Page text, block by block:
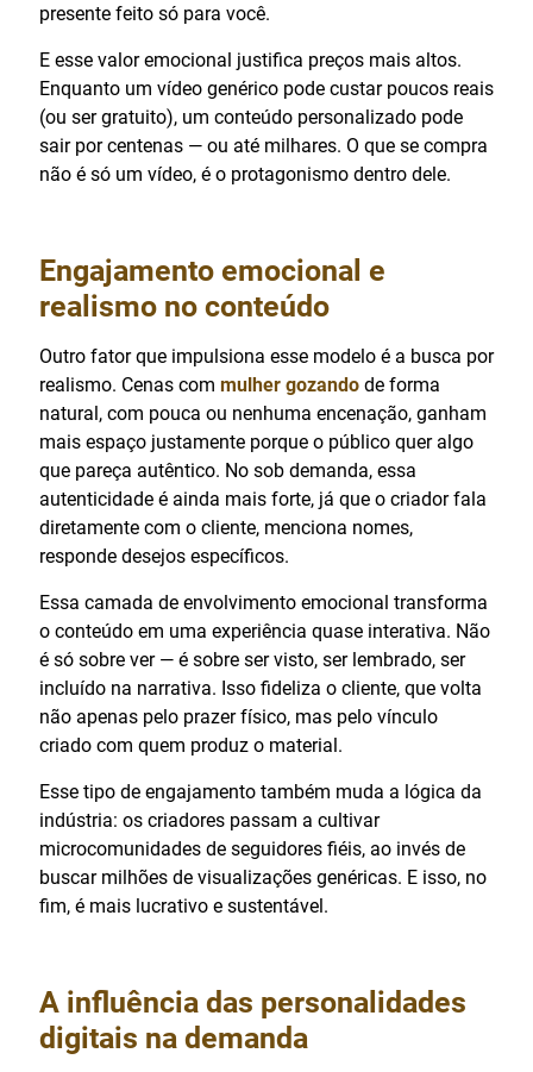
presente feito só para você.
E esse valor emocional justifica preços mais altos.
Enquanto um vídeo genérico pode custar poucos reais
(ou ser gratuito), um conteúdo personalizado pode
sair por centenas — ou até milhares. O que se compra
não é só um vídeo, é o protagonismo dentro dele.
Engajamento emocional e
realismo no conteúdo
Outro fator que impulsiona esse modelo é a busca por
realismo. Cenas com mulher gozando de forma
natural, com pouca ou nenhuma encenação, ganham
mais espaço justamente porque o público quer algo
que pareça autêntico. No sob demanda, essa
autenticidade é ainda mais forte, já que o criador fala
diretamente com o cliente, menciona nomes,
responde desejos específicos.
Essa camada de envolvimento emocional transforma
o conteúdo em uma experiência quase interativa. Não
é só sobre ver — é sobre ser visto, ser lembrado, ser
incluído na narrativa. Isso fideliza o cliente, que volta
não apenas pelo prazer físico, mas pelo vínculo
criado com quem produz o material.
Esse tipo de engajamento também muda a lógica da
indústria: os criadores passam a cultivar
microcomunidades de seguidores fiéis, ao invés de
buscar milhões de visualizações genéricas. E isso, no
fim, é mais lucrativo e sustentável.
A influência das personalidades
digitais na demanda